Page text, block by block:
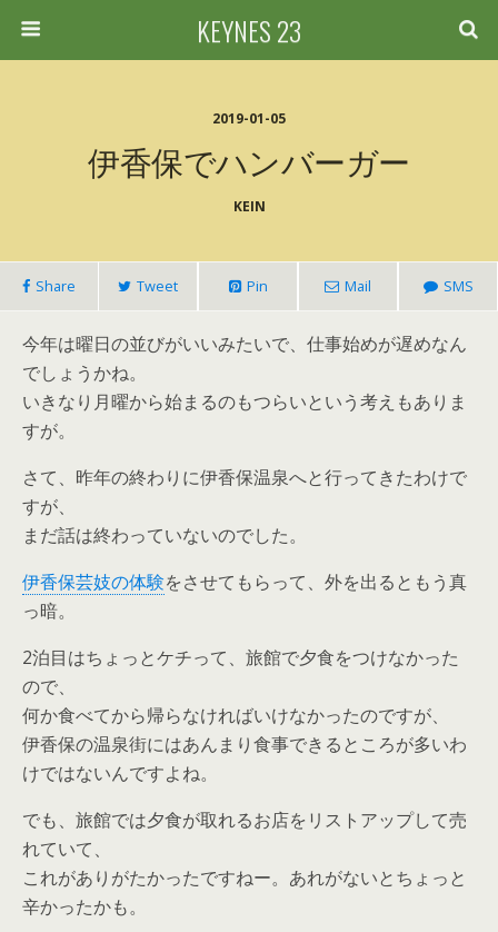
KEYNES 23
2019-01-05
伊香保でハンバーガー
KEIN
Share Tweet Pin Mail SMS
今年は曜日の並びがいいみたいで、仕事始めが遅めなん
でしょうかね。
いきなり月曜から始まるのもつらいという考えもありま
すが。
さて、昨年の終わりに伊香保温泉へと行ってきたわけで
すが、
まだ話は終わっていないのでした。
伊香保芸妓の体験をさせてもらって、外を出るともう真
っ暗。
2泊目はちょっとケチって、旅館で夕食をつけなかった
ので、
何か食べてから帰らなければいけなかったのですが、
伊香保の温泉街にはあんまり食事できるところが多いわ
けではないんですよね。
でも、旅館では夕食が取れるお店をリストアップして売
れていて、
これがありがたかったですねー。あれがないとちょっと
辛かったかも。